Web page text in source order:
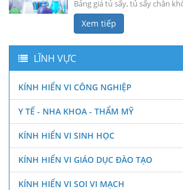
Bảng giá tủ sấy, tủ sấy chân
Xem tiếp
LĨNH VỰC
KÍNH HIỂN VI CÔNG NGHIỆP
Y TẾ - NHA KHOA - THẨM MỸ
KÍNH HIỂN VI SINH HỌC
KÍNH HIỂN VI GIÁO DỤC ĐÀO TẠO
KÍNH HIỂN VI SOI VI MẠCH